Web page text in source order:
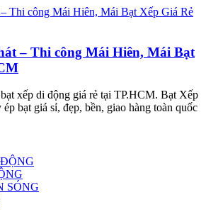
– Thi công Mái Hiên, Mái Bạt
xếp di động giá rẻ tại TP.HCM. Bạt Xếp
bạt giá sỉ, đẹp, bền, giao hàng toàn quốc
SÓNG